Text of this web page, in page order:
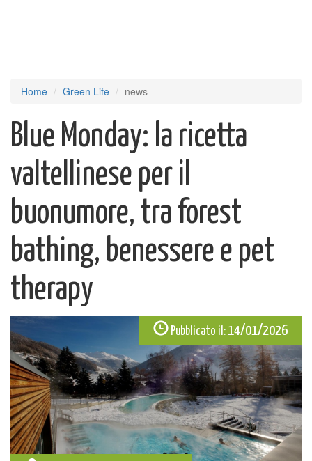
Home Green Life news
Blue Monday: la ricetta
valtellinese per il
buonumore, tra forest
bathing, benessere e pet
therapy
Pubblicato il:14/01/2026